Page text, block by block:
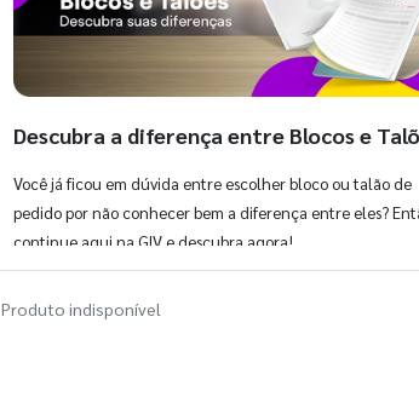
Descubra a diferença entre Blocos e
Você já ficou em dúvida entre escolher bloco ou talão de
pedido por não conhecer bem a diferença entre eles?
continue aqui na GIV e descubra agora!
Produto indisponível